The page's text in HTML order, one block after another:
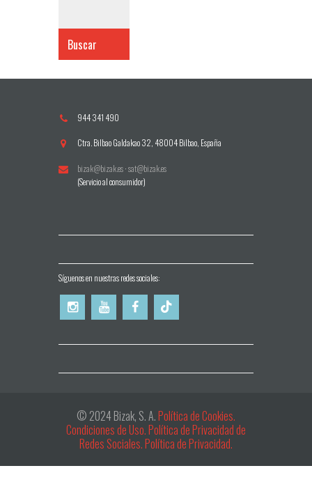
Buscar
944 341 490
Ctra. Bilbao Galdakao 32, 48004 Bilbao, España
bizak@bizak.es·sat@bizak.es
(Servicio al consumidor)
Síguenos en nuestras redes sociales:
© 2024 Bizak, S. A.Política de Cookies.
Condiciones de Uso.Política de Privacidad de
Redes Sociales.Política de Privacidad.